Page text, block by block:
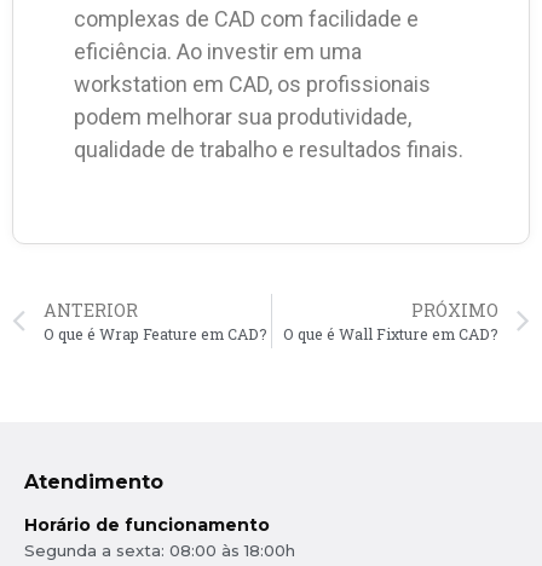
complexas de CAD com facilidade e
eficiência. Ao investir em uma
workstation em CAD, os profissionais
podem melhorar sua produtividade,
qualidade de trabalho e resultados finais.
ANTERIOR
O que é Wrap Feature em CAD?
PRÓXIMO
O que é Wall Fixture em CAD?
Atendimento
Horário de funcionamento
Segunda a sexta: 08:00 às 18:00h